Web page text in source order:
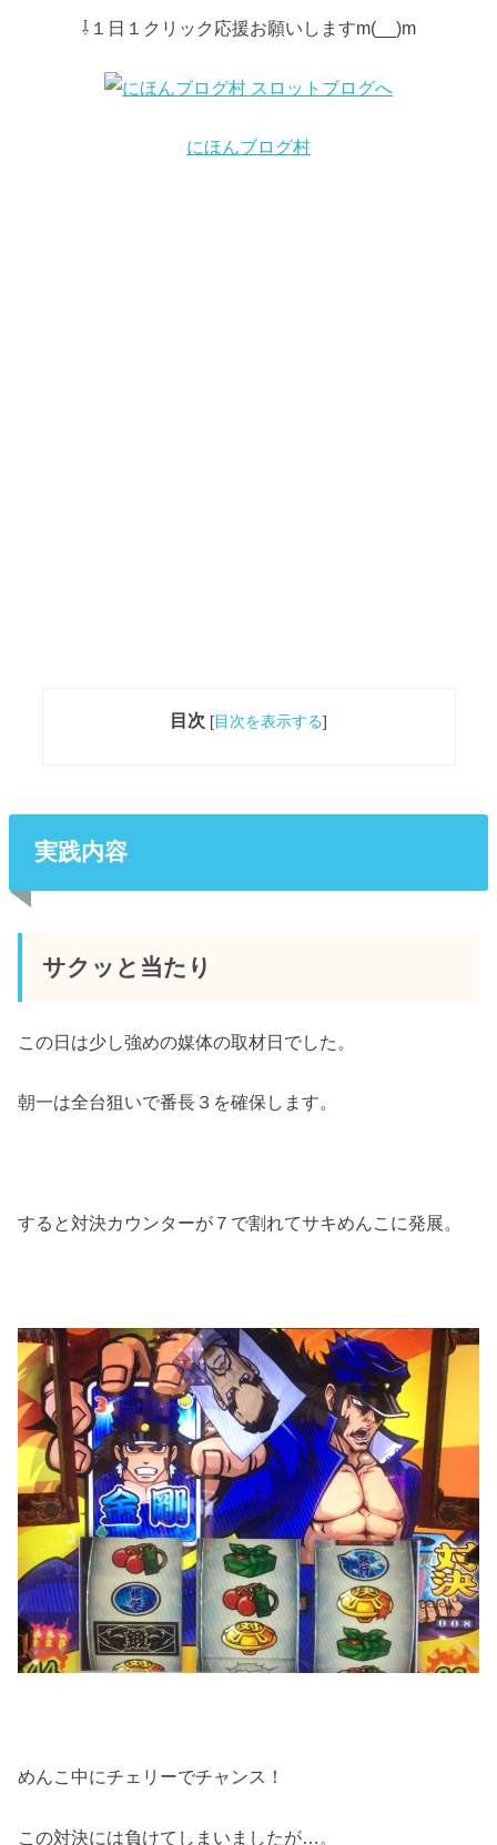
⇩１日１クリック応援お願いしますm(__)m
にほんブログ村
目次 [目次を表示する]
実践内容
サクッと当たり
この日は少し強めの媒体の取材日でした。
朝一は全台狙いで番長３を確保します。
すると対決カウンターが７で割れてサキめんこに発展。
めんこ中にチェリーでチャンス！
この対決には負けてしまいましたが…。